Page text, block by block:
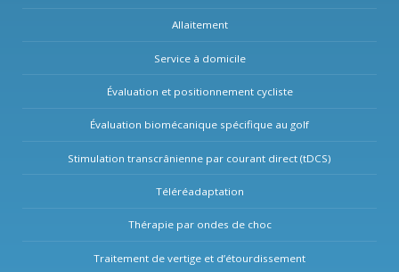
Allaitement
Service à domicile
Évaluation et positionnement cycliste
Évaluation biomécanique spécifique au golf
Stimulation transcrânienne par courant direct (tDCS)
Téléréadaptation
Thérapie par ondes de choc
Traitement de vertige et d’étourdissement